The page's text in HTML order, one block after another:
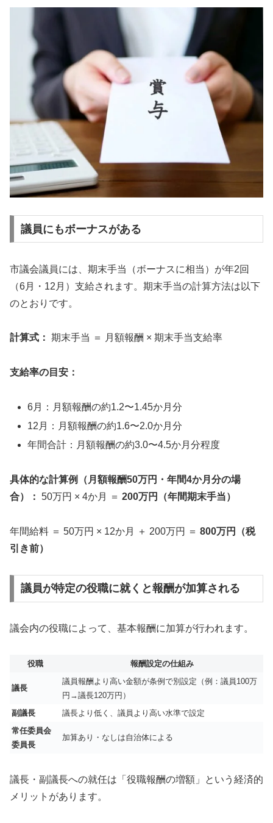
議員にもボーナスがある
市議会議員には、期末手当（ボーナスに相当）が年2回
（6月・12月）支給されます。期末手当の計算方法は以下
のとおりです。
計算式： 期末手当 ＝ 月額報酬 × 期末手当支給率
支給率の目安：
6月：月額報酬の約1.2〜1.45か月分
12月：月額報酬の約1.6〜2.0か月分
年間合計：月額報酬の約3.0〜4.5か月分程度
具体的な計算例（月額報酬50万円・年間4か月分の場
合）： 50万円 × 4か月 ＝ 200万円（年間期末手当）
年間給料 ＝ 50万円 × 12か月 ＋ 200万円 ＝ 800万円（税
引き前）
議員が特定の役職に就くと報酬が加算される
議会内の役職によって、基本報酬に加算が行われます。
役職 報酬設定の仕組み
議長
議員報酬より高い金額が条例で別設定（例：議員100万
円→議長120万円）
副議長
議長より低く、議員より高い水準で設定
常任委員会
委員長
加算あり・なしは自治体による
議長・副議長への就任は「役職報酬の増額」という経済的
メリットがあります。